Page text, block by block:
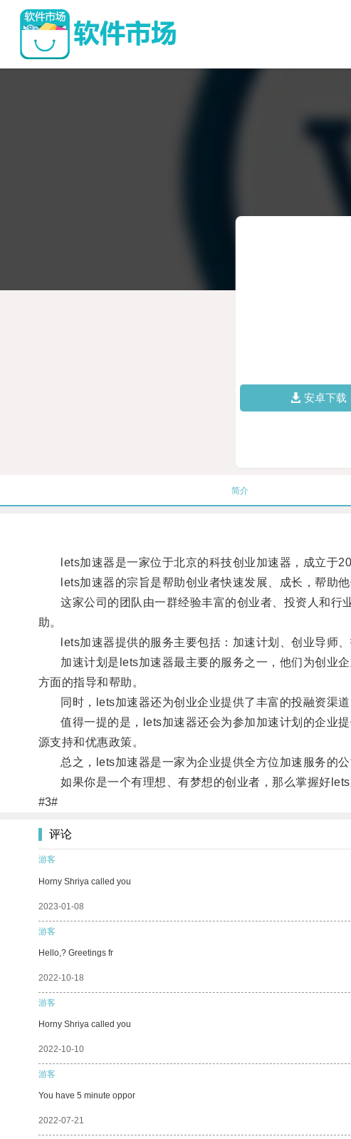
安卓下载
简介
lets加速器是一家位于北京的科技创业加速器，成立于
lets加速器的宗旨是帮助创业者快速发展、成长，帮助他
这家公司的团队由一群经验丰富的创业者、投资人和行
助。
lets加速器提供的服务主要包括：加速计划、创业导师、
加速计划是lets加速器最主要的服务之一，他们为创业企
方面的指导和帮助。
同时，lets加速器还为创业企业提供了丰富的投融资渠道
值得一提的是，lets加速器还会为参加加速计划的企业提
源支持和优惠政策。
总之，lets加速器是一家为企业提供全方位加速服务的公
如果你是一个有理想、有梦想的创业者，那么掌握好lets
#3#
评论
游客
Horny Shriya called you
2023-01-08
游客
Hello,? Greetings fr
2022-10-18
游客
Horny Shriya called you
2022-10-10
游客
You have 5 minute oppor
2022-07-21